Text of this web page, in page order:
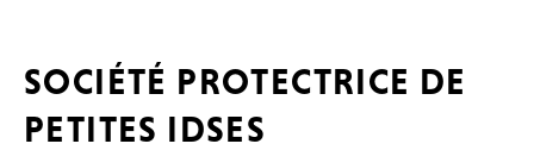
SOCIÉTÉ PROTECTRICE DE
PETITES IDSES